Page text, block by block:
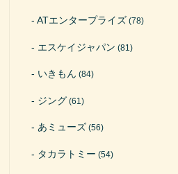
ATエンタープライズ (78)
エスケイジャパン (81)
いきもん (84)
ジング (61)
あミューズ (56)
タカラトミー (54)